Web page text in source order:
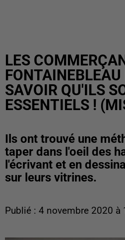
LES
FONTAINEBLEAU
SAVOIR QU'ILS
ESSENTIELS !
Ils ont trouvé une
taper dans l'oeil des
l'écrivant et en
sur leurs vitrines.
Publié : 4 novembre 2020 à